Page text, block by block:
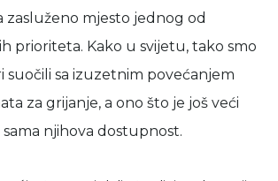
zasluženo mjesto jednog od
prioriteta. Kako u svijetu, tako smo
suočili sa izuzetnim povećanjem
za grijanje, a ono što je još veći
njihova dostupnost.